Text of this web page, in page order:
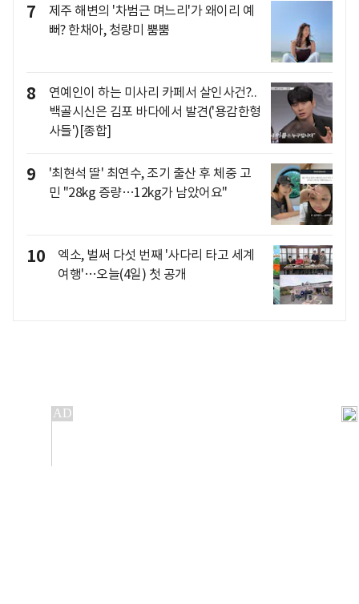
7
제주 해변의 '차범근 며느리'가 왜이리 예
뻐? 한채아, 청량미 뿜뿜
8
연예인이 하는 미사리 카페서 살인사건?..
백골시신은 김포 바다에서 발견('용감한형
사들')[종합]
9
'최현석 딸' 최연수, 조기 출산 후 체중 고
민 "28kg 증량…12kg가 남았어요"
10
엑소, 벌써 다섯 번째 '사다리 타고 세계
여행'…오늘(4일) 첫 공개